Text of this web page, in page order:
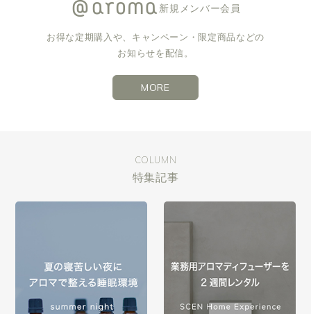
新規メンバー会員
お得な定期購入や、キャンペーン・限定商品などの
お知らせを配信。
MORE
COLUMN
特集記事